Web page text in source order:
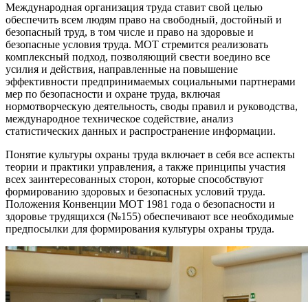
Международная организация труда ставит свой целью
обеспечить всем людям право на свободный, достойный и
безопасный труд, в том числе и право на здоровые и
безопасные условия труда. МОТ стремится реализовать
комплексный подход, позволяющий свести воедино все
усилия и действия, направленные на повышение
эффективности предпринимаемых социальными партнерами
мер по безопасности и охране труда, включая
нормотворческую деятельность, своды правил и руководства,
международное техническое содействие, анализ
статистических данных и распространение информации.
Понятие культуры охраны труда включает в себя все аспекты
теории и практики управления, а также принципы участия
всех заинтересованных сторон, которые способствуют
формированию здоровых и безопасных условий труда.
Положения Конвенции МОТ 1981 года о безопасности и
здоровье трудящихся (№155) обеспечивают все необходимые
предпосылки для формирования культуры охраны труда.